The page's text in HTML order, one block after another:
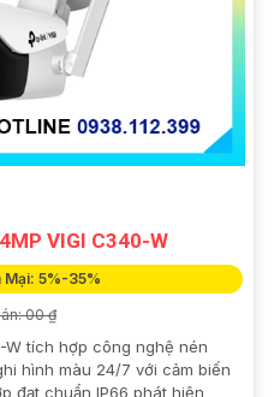
VIGI C340-W
Mại: 5%-35%
00 ₫
W tích hợp công nghệ nén
hình màu 24/7 với cảm biến
đạt chuẩn IP66 phát hiện